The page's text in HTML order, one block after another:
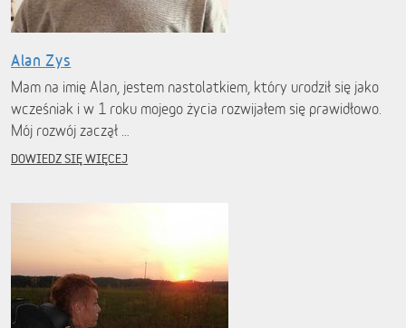
Alan Zys
Mam na imię Alan, jestem nastolatkiem, który urodził się jako
wcześniak i w 1 roku mojego życia rozwijałem się prawidłowo.
Mój rozwój zaczął …
DOWIEDZ SIĘ WIĘCEJ